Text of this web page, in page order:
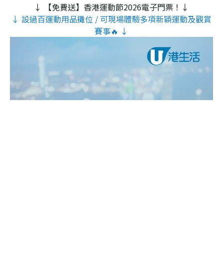
↓ 【免費送】香港運動節2026電子門票！↓
↓ 設過百運動用品攤位 / 可現場體驗多項新穎運動及觀賞
賽事🔥 ↓